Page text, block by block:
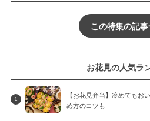
この特集の記
お花見の人気ラ
1
【お花見弁当】冷めてもお
め方のコツも